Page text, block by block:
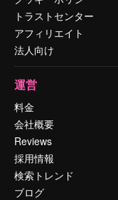
トラストセンター
アフィリエイト
法人向け
運営
料金
会社概要
Reviews
採用情報
検索トレンド
ブログ